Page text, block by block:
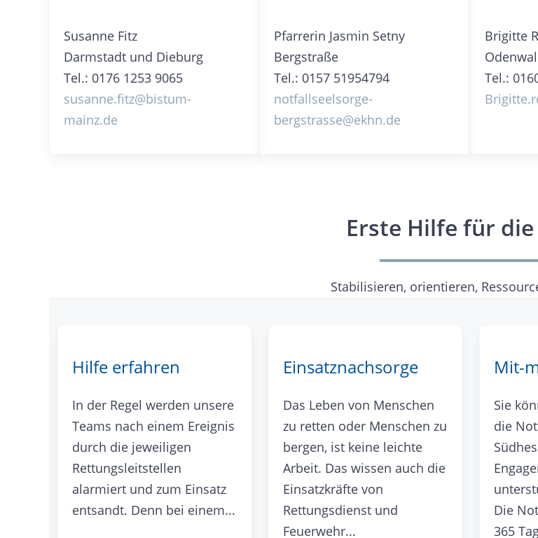
Susanne Fitz
Darmstadt und Dieburg
Tel.: 0176 1253 9065
susanne.fitz@bistum-
mainz.de
Pfarrerin Jasmin Setny
Bergstraße
Tel.: 0157 51954794
notfallseelsorge-
bergstrasse@ekhn.de
Brigitte
Tel.:
Erste Hilfe für die
Stabilisieren, orientieren,
Hilfe erfahren
In der Regel werden unsere
Teams nach einem Ereignis
durch die jeweiligen
Rettungsleitstellen
alarmiert und zum Einsatz
entsandt. Denn bei einem...
Einsatznachsorge
Das Leben von Menschen
zu retten oder Menschen zu
bergen, ist keine leichte
Arbeit. Das wissen auch die
Einsatzkräfte von
Rettungsdienst und
Feuerwehr...
Mit-
Sie
die
Die
365